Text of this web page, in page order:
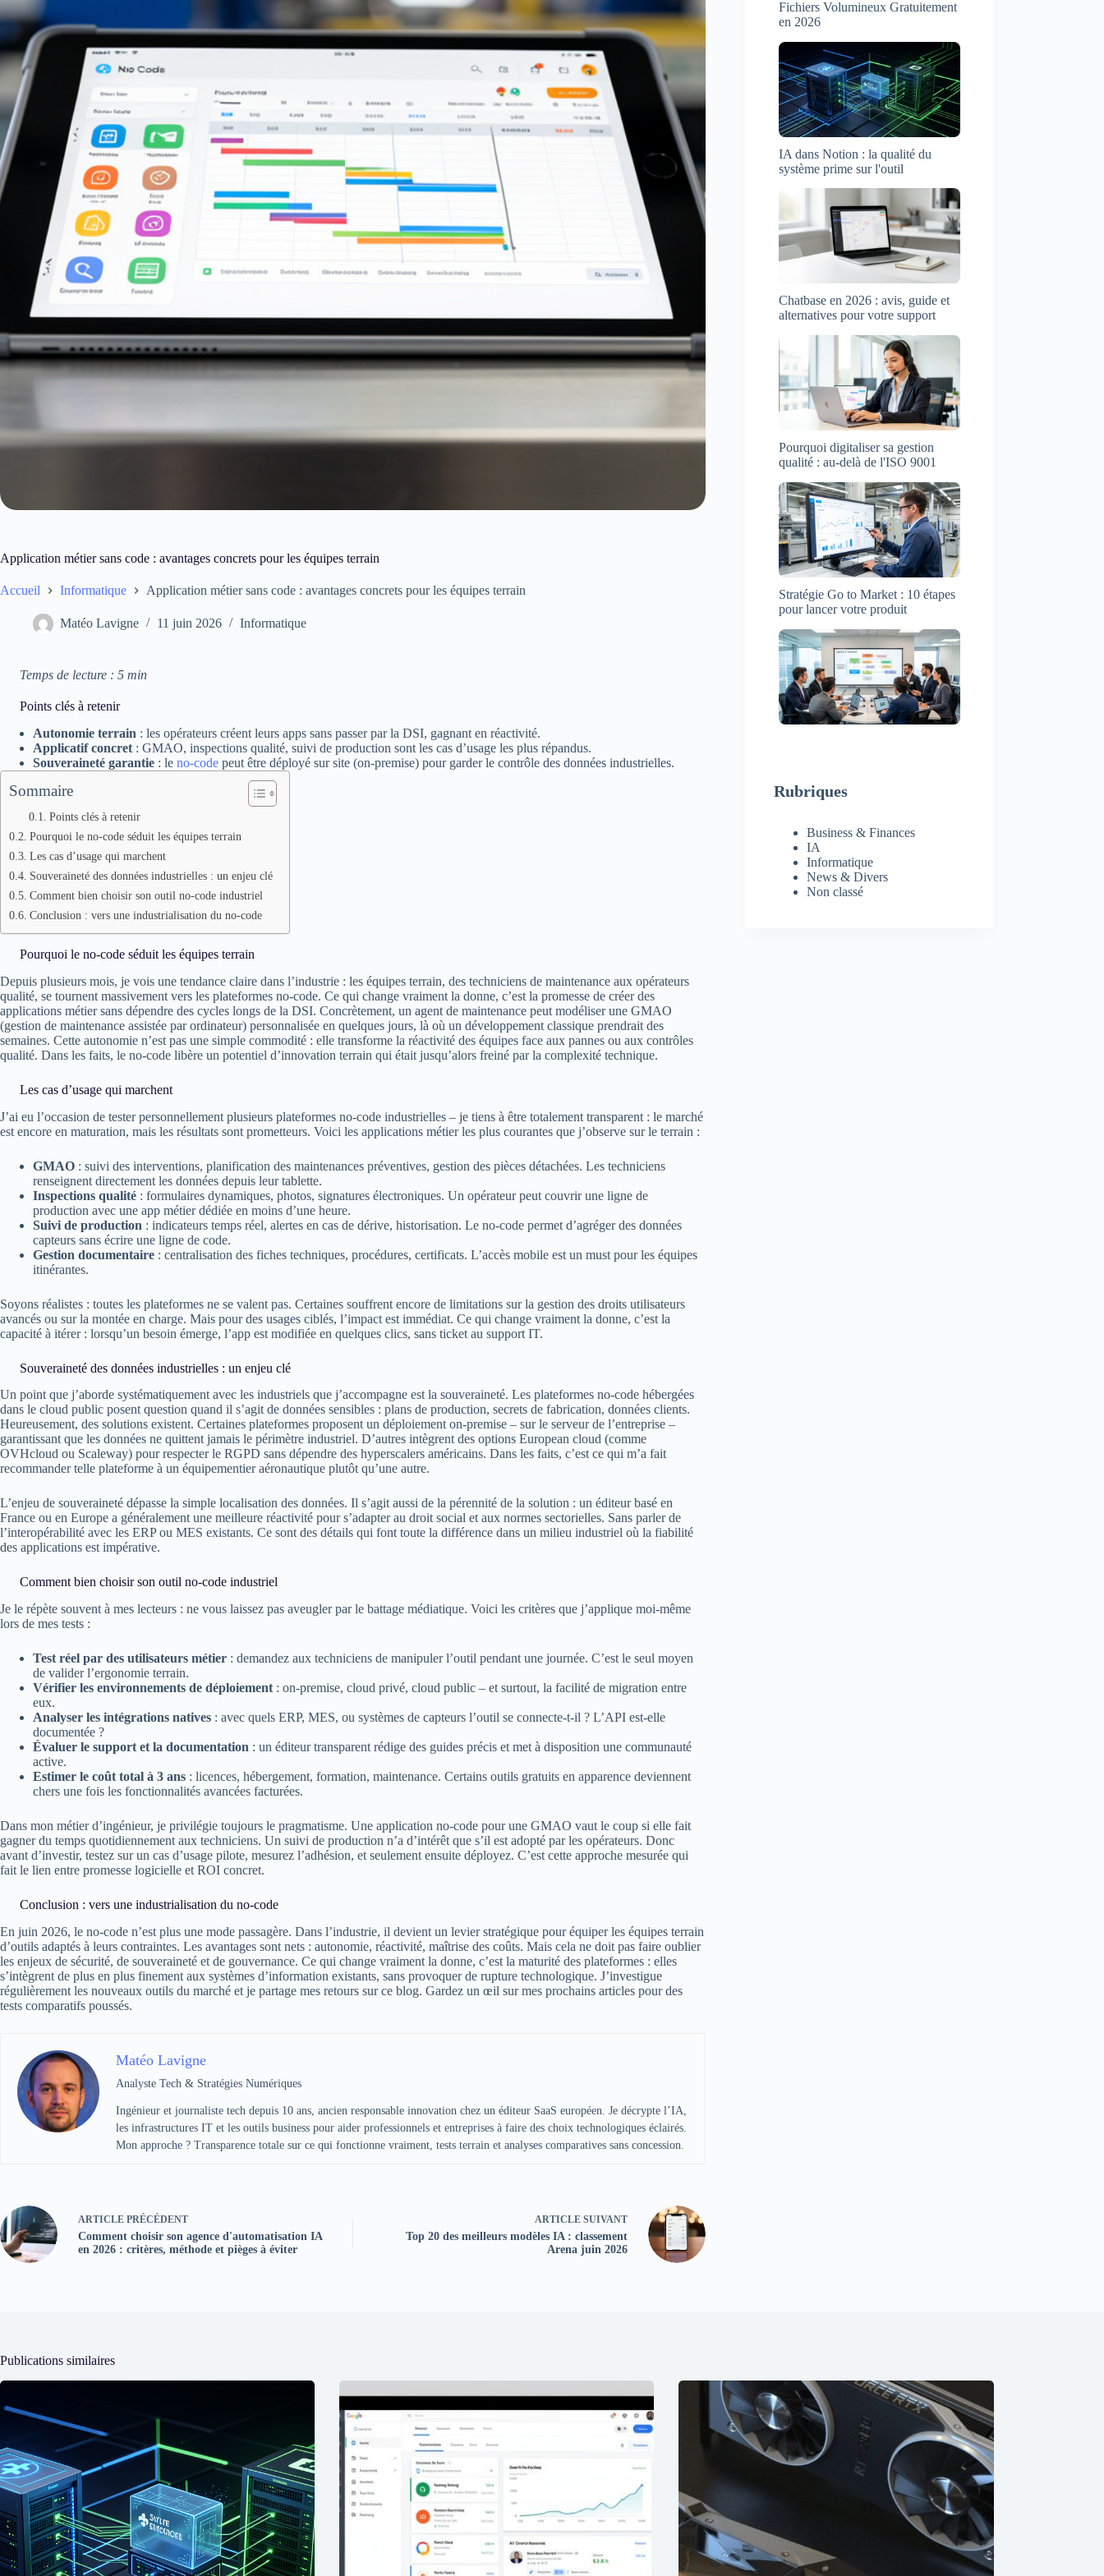
Application métier sans code : avantages concrets pour les équipes terrain
Accueil Informatique Application métier sans code : avantages concrets pour les équipes terrain
Matéo Lavigne 11 juin 2026 Informatique
Temps de lecture : 5 min
Points clés à retenir
Autonomie terrain : les opérateurs créent leurs apps sans passer par la DSI, gagnant en réactivité.
Applicatif concret : GMAO, inspections qualité, suivi de production sont les cas d’usage les plus répandus.
Souveraineté garantie : le no-code peut être déployé sur site (on-premise) pour garder le contrôle des données industrielles.
Sommaire
Points clés à retenir
Pourquoi le no-code séduit les équipes terrain
Les cas d’usage qui marchent
Souveraineté des données industrielles : un enjeu clé
Comment bien choisir son outil no-code industriel
Conclusion : vers une industrialisation du no-code
Pourquoi le no-code séduit les équipes terrain
Depuis plusieurs mois, je vois une tendance claire dans l’industrie : les équipes terrain, des techniciens de maintenance aux opérateurs
qualité, se tournent massivement vers les plateformes no-code. Ce qui change vraiment la donne, c’est la promesse de créer des
applications métier sans dépendre des cycles longs de la DSI. Concrètement, un agent de maintenance peut modéliser une GMAO
(gestion de maintenance assistée par ordinateur) personnalisée en quelques jours, là où un développement classique prendrait des
semaines. Cette autonomie n’est pas une simple commodité : elle transforme la réactivité des équipes face aux pannes ou aux contrôles
qualité. Dans les faits, le no-code libère un potentiel d’innovation terrain qui était jusqu’alors freiné par la complexité technique.
Les cas d’usage qui marchent
J’ai eu l’occasion de tester personnellement plusieurs plateformes no-code industrielles – je tiens à être totalement transparent : le marché
est encore en maturation, mais les résultats sont prometteurs. Voici les applications métier les plus courantes que j’observe sur le terrain :
GMAO : suivi des interventions, planification des maintenances préventives, gestion des pièces détachées. Les techniciens
renseignent directement les données depuis leur tablette.
Inspections qualité : formulaires dynamiques, photos, signatures électroniques. Un opérateur peut couvrir une ligne de
production avec une app métier dédiée en moins d’une heure.
Suivi de production : indicateurs temps réel, alertes en cas de dérive, historisation. Le no-code permet d’agréger des données
capteurs sans écrire une ligne de code.
Gestion documentaire : centralisation des fiches techniques, procédures, certificats. L’accès mobile est un must pour les équipes
itinérantes.
Soyons réalistes : toutes les plateformes ne se valent pas. Certaines souffrent encore de limitations sur la gestion des droits utilisateurs
avancés ou sur la montée en charge. Mais pour des usages ciblés, l’impact est immédiat. Ce qui change vraiment la donne, c’est la
capacité à itérer : lorsqu’un besoin émerge, l’app est modifiée en quelques clics, sans ticket au support IT.
Souveraineté des données industrielles : un enjeu clé
Un point que j’aborde systématiquement avec les industriels que j’accompagne est la souveraineté. Les plateformes no-code hébergées
dans le cloud public posent question quand il s’agit de données sensibles : plans de production, secrets de fabrication, données clients.
Heureusement, des solutions existent. Certaines plateformes proposent un déploiement on-premise – sur le serveur de l’entreprise –
garantissant que les données ne quittent jamais le périmètre industriel. D’autres intègrent des options European cloud (comme
OVHcloud ou Scaleway) pour respecter le RGPD sans dépendre des hyperscalers américains. Dans les faits, c’est ce qui m’a fait
recommander telle plateforme à un équipementier aéronautique plutôt qu’une autre.
L’enjeu de souveraineté dépasse la simple localisation des données. Il s’agit aussi de la pérennité de la solution : un éditeur basé en
France ou en Europe a généralement une meilleure réactivité pour s’adapter au droit social et aux normes sectorielles. Sans parler de
l’interopérabilité avec les ERP ou MES existants. Ce sont des détails qui font toute la différence dans un milieu industriel où la fiabilité
des applications est impérative.
Comment bien choisir son outil no-code industriel
Je le répète souvent à mes lecteurs : ne vous laissez pas aveugler par le battage médiatique. Voici les critères que j’applique moi-même
lors de mes tests :
Test réel par des utilisateurs métier : demandez aux techniciens de manipuler l’outil pendant une journée. C’est le seul moyen
de valider l’ergonomie terrain.
Vérifier les environnements de déploiement : on-premise, cloud privé, cloud public – et surtout, la facilité de migration entre
eux.
Analyser les intégrations natives : avec quels ERP, MES, ou systèmes de capteurs l’outil se connecte-t-il ? L’API est-elle
documentée ?
Évaluer le support et la documentation : un éditeur transparent rédige des guides précis et met à disposition une communauté
active.
Estimer le coût total à 3 ans : licences, hébergement, formation, maintenance. Certains outils gratuits en apparence deviennent
chers une fois les fonctionnalités avancées facturées.
Dans mon métier d’ingénieur, je privilégie toujours le pragmatisme. Une application no-code pour une GMAO vaut le coup si elle fait
gagner du temps quotidiennement aux techniciens. Un suivi de production n’a d’intérêt que s’il est adopté par les opérateurs. Donc
avant d’investir, testez sur un cas d’usage pilote, mesurez l’adhésion, et seulement ensuite déployez. C’est cette approche mesurée qui
fait le lien entre promesse logicielle et ROI concret.
Conclusion : vers une industrialisation du no-code
En juin 2026, le no-code n’est plus une mode passagère. Dans l’industrie, il devient un levier stratégique pour équiper les équipes terrain
d’outils adaptés à leurs contraintes. Les avantages sont nets : autonomie, réactivité, maîtrise des coûts. Mais cela ne doit pas faire oublier
les enjeux de sécurité, de souveraineté et de gouvernance. Ce qui change vraiment la donne, c’est la maturité des plateformes : elles
s’intègrent de plus en plus finement aux systèmes d’information existants, sans provoquer de rupture technologique. J’investigue
régulièrement les nouveaux outils du marché et je partage mes retours sur ce blog. Gardez un œil sur mes prochains articles pour des
tests comparatifs poussés.
Matéo Lavigne
Analyste Tech & Stratégies Numériques
Ingénieur et journaliste tech depuis 10 ans, ancien responsable innovation chez un éditeur SaaS européen. Je décrypte l’IA,
les infrastructures IT et les outils business pour aider professionnels et entreprises à faire des choix technologiques éclairés.
Mon approche ? Transparence totale sur ce qui fonctionne vraiment, tests terrain et analyses comparatives sans concession.
ARTICLE PRÉCÉDENT
Comment choisir son agence d'automatisation IA
en 2026 : critères, méthode et pièges à éviter
ARTICLESUIVANT
Top 20 des meilleurs modèles IA : classement
Arena juin 2026
Fichiers Volumineux Gratuitement
en 2026
IA dans Notion : la qualité du
système prime sur l'outil
Chatbase en 2026 : avis, guide et
alternatives pour votre support
Pourquoi digitaliser sa gestion
qualité : au-delà de l'ISO 9001
Stratégie Go to Market : 10 étapes
pour lancer votre produit
Rubriques
Business & Finances
IA
Informatique
News & Divers
Non classé
Publications similaires